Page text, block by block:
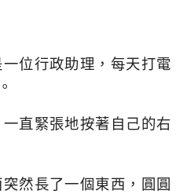
位行政助理，每天打電
直緊張地按著自己的右
突然長了一個東西，圓圓